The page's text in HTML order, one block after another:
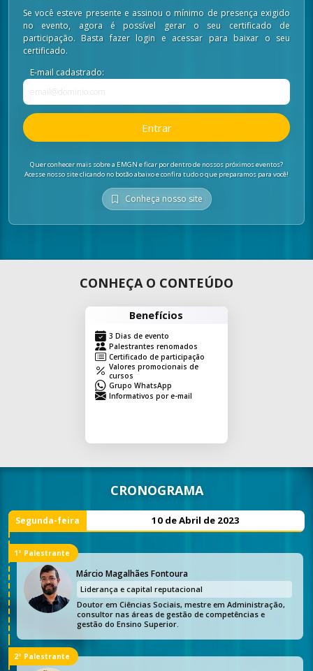
Se você esteve presente e assinou o mínimo de presença exigido
no evento, agora é possível gerar o seu certificado de
participação. Basta fazer login e acessar para baixar o seu
certificado.
E-mail cadastrado:
Entrar
Quer conhecer mais sobre a EMGN e ficar por dentro de nossos próximos eventos?
Acesse nosso site clicando no botão abaixo e confira tudo o que preparamos para você!
Conheça nosso site
CONHEÇA O CONTEÚDO
Benefícios
3 Dias de evento
Palestrantes renomados
Certificado de participação
Valores promocionais de
cursos
Grupo WhatsApp
Informativos por e-mail
CRONOGRAMA
Segunda-feira 10 de Abril de 2023
1º Palestrante
Márcio Magalhães Fontoura
Liderança e capital reputacional
Doutor em Ciências Sociais, mestre em Administração,
consultor nas áreas de gestão de competências e
gestão do Ensino Superior.
2º Palestrante